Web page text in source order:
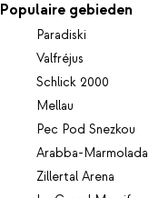
Populaire gebieden
Paradiski
Valfréjus
Schlick 2000
Mellau
Pec Pod Snezkou
Arabba-Marmolada
Zillertal Arena